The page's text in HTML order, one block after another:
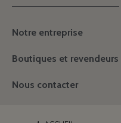
———————————————
Notre entreprise
Boutiques et revendeurs
Nous contacter